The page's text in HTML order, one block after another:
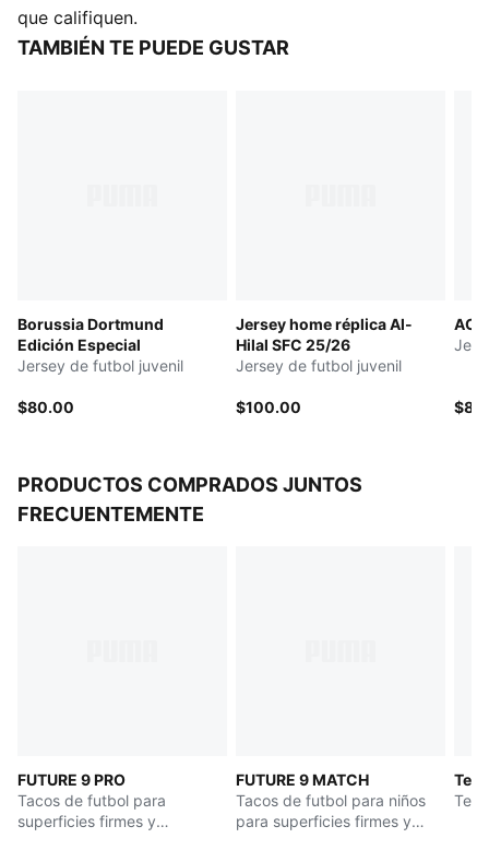
dryCELL absorben la humedad de la piel para
ayudarte a mantenerte seco y cómodo.
adolescentes de 8 a 16 años
que califiquen.
TAMBIÉN TE PUEDE GUSTAR
Borussia Dortmund
Edición Especial
Jersey de futbol juvenil
$80.00
Jersey home réplica Al-
Hilal SFC 25/26
Jersey de futbol juvenil
$100.00
AC
PRODUCTOS COMPRADOS JUNTOS
FRECUENTEMENTE
FUTURE 9 PRO
Tacos de futbol para
superficies firmes y
FUTURE 9 MATCH
Tacos de futbol para niños
para superficies firmes y